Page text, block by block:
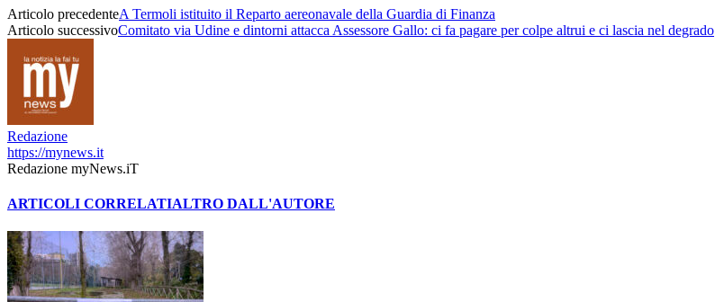
Articolo precedenteA Termoli istituito il Reparto aereonavale della Guardia di Finanza
Articolo successivoComitato via Udine e dintorni attacca Assessore Gallo: ci fa pagare per colpe altrui e ci lascia nel degrado
Redazione
https://mynews.it
Redazione myNews.iT
ARTICOLI CORRELATIALTRO DALL'AUTORE